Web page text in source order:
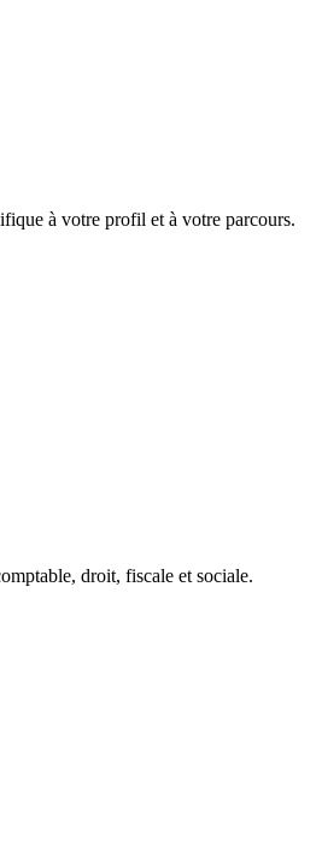
à votre profil et à votre parcours.
droit, fiscale et sociale.